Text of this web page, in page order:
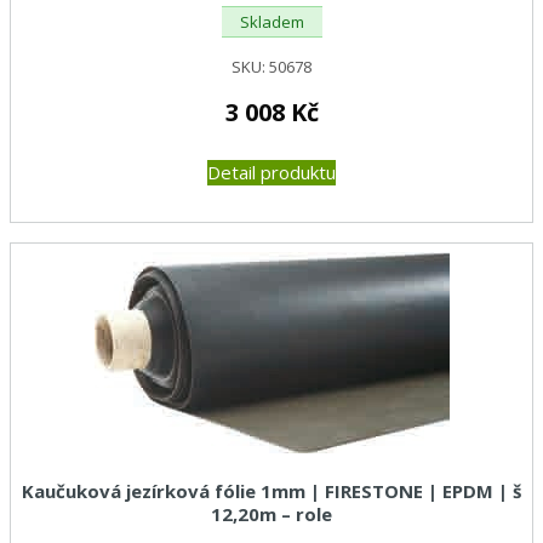
Skladem
SKU: 50678
3 008 Kč
Detail produktu
Kaučuková jezírková fólie 1mm | FIRESTONE | EPDM | š
12,20m – role